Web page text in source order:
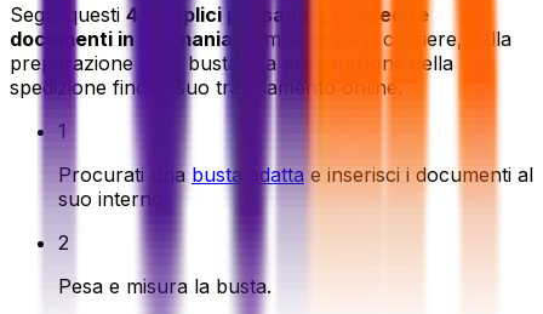
Segui questi 4 semplici passaggi per spedire
documenti in Germania tramite posta o corriere, dalla
preparazione della busta alla prenotazione della
spedizione fino al suo tracciamento online.
1
Procurati una busta adatta e inserisci i documenti al
suo interno.
2
Pesa e misura la busta.